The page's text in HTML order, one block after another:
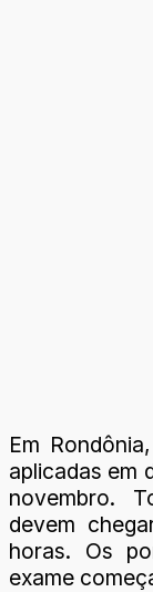
Em
aplicadas em
novembro.
devem
horas. Os
exame